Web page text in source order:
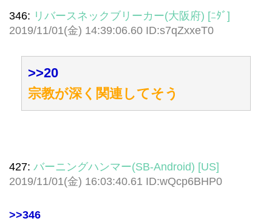
346: リバースネックブリーカー(大阪府) [ﾆﾀﾞ]
2019/11/01(金) 14:39:06.60 ID:s7qZxxeT0
>>20
宗教が深く関連してそう
427: バーニングハンマー(SB-Android) [US]
2019/11/01(金) 16:03:40.61 ID:wQcp6BHP0
>>346